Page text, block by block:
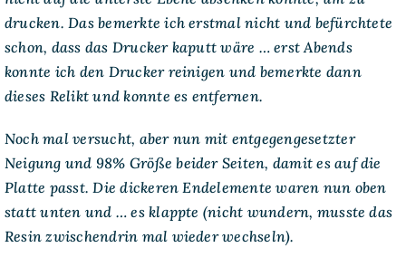
drucken. Das bemerkte ich erstmal nicht und befürchtete
schon, dass das Drucker kaputt wäre … erst Abends
konnte ich den Drucker reinigen und bemerkte dann
dieses Relikt und konnte es entfernen.
Noch mal versucht, aber nun mit entgegengesetzter
Neigung und 98% Größe beider Seiten, damit es auf die
Platte passt. Die dickeren Endelemente waren nun oben
statt unten und … es klappte (nicht wundern, musste das
Resin zwischendrin mal wieder wechseln).